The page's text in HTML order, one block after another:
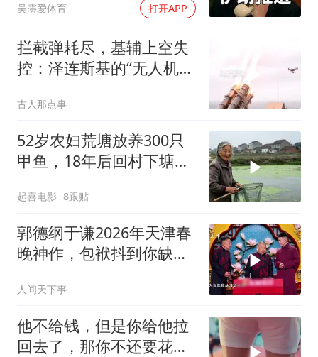
吴霶爱体育 打开APP
拦截弹耗尽，基辅上空失
控：泽连斯基的“无人机神
古人那点事
52岁农妇荒塘放养300只
甲鱼，18年后回村下塘瞬
起喜电影 8跟贴
郭德纲于谦2026年天津春
晚神作，包袱抖到你缺氧
人间天下事
他不给钱，但是你给他拉
回去了，那你不还要花油